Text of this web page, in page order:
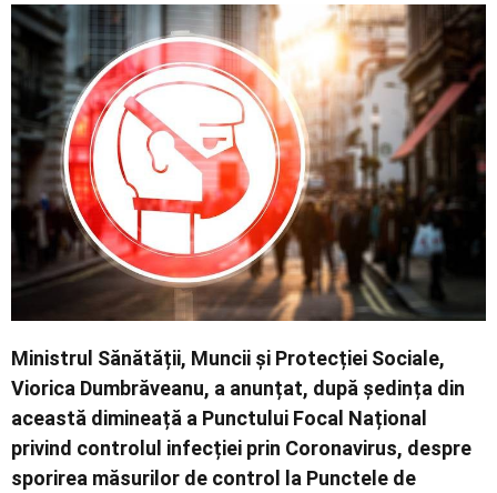
Contact
Ministrul Sănătății, Muncii și Protecției Sociale,
Viorica Dumbrăveanu, a anunțat, după ședința din
această dimineață a Punctului Focal Național
privind controlul infecției prin Coronavirus, despre
sporirea măsurilor de control la Punctele de